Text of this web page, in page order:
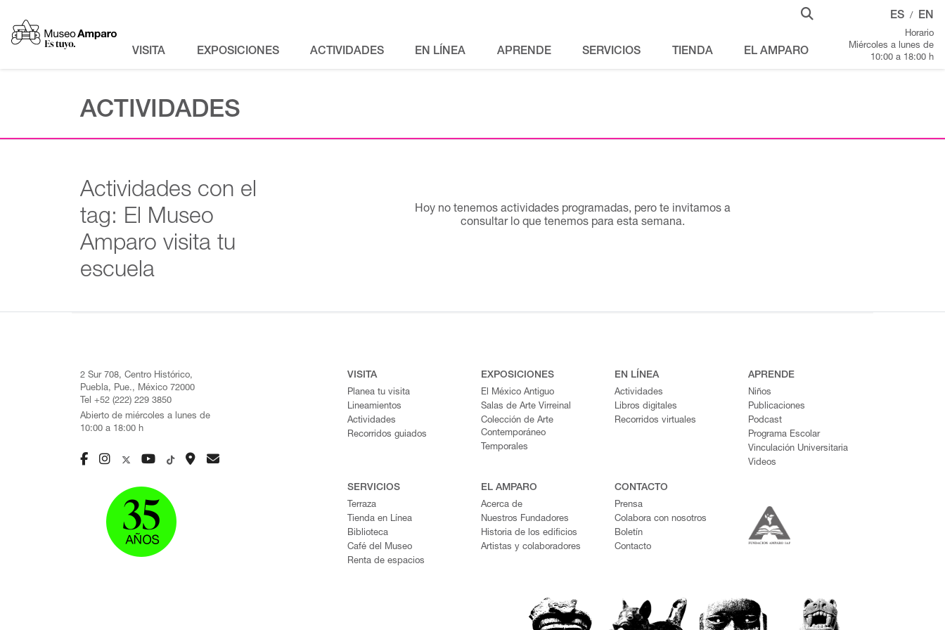
VISITA EXPOSICIONES ACTIVIDADES EN LÍNEA APRENDE SERVICIOS TIENDA EL AMPARO
ES / EN
Horario
Miércoles a lunes de
10:00 a 18:00 h
ACTIVIDADES
Actividades con el
tag: El Museo
Amparo visita tu
escuela
Hoy no tenemos actividades programadas, pero te invitamos a
consultar lo que tenemos para esta semana.
2 Sur 708, Centro Histórico,
Puebla, Pue., México 72000
Tel +52 (222) 229 3850
Abierto de miércoles a lunes de
10:00 a 18:00 h
VISITA
Planea tu visita
Lineamientos
Actividades
Recorridos guiados
EXPOSICIONES
El México Antiguo
Salas de Arte Virreinal
Colección de Arte
Contemporáneo
Temporales
EN LÍNEA
Actividades
Libros digitales
Recorridos virtuales
APRENDE
Niños
Publicaciones
Podcast
Programa Escolar
Vinculación Universitaria
Videos
SERVICIOS
Terraza
Tienda en Línea
Biblioteca
Café del Museo
Renta de espacios
EL AMPARO
Acerca de
Nuestros Fundadores
Historia de los edificios
Artistas y colaboradores
CONTACTO
Prensa
Colabora con nosotros
Boletín
Contacto